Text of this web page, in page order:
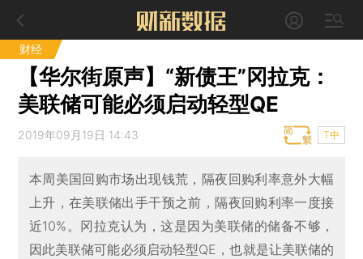
财经
【华尔街原声】“新债王”冈拉克：
美联储可能必须启动轻型QE
2019年09月19日 14:43 T中
本周美国回购市场出现钱荒，隔夜回购利率意外大幅
上升，在美联储出手干预之前，隔夜回购利率一度接
近10%。冈拉克认为，这是因为美联储的储备不够，
因此美联储可能必须启动轻型QE，也就是让美联储的